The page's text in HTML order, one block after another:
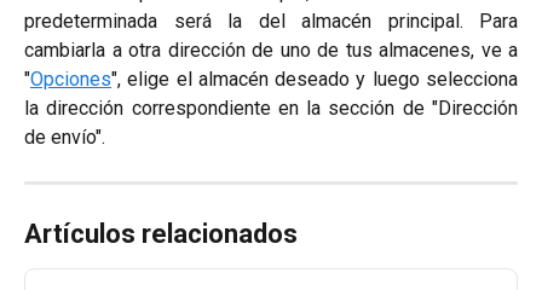
predeterminada será la del almacén principal. Para
cambiarla a otra dirección de uno de tus almacenes, ve a
"Opciones", elige el almacén deseado y luego selecciona
la dirección correspondiente en la sección de "Dirección
de envío".
Artículos relacionados